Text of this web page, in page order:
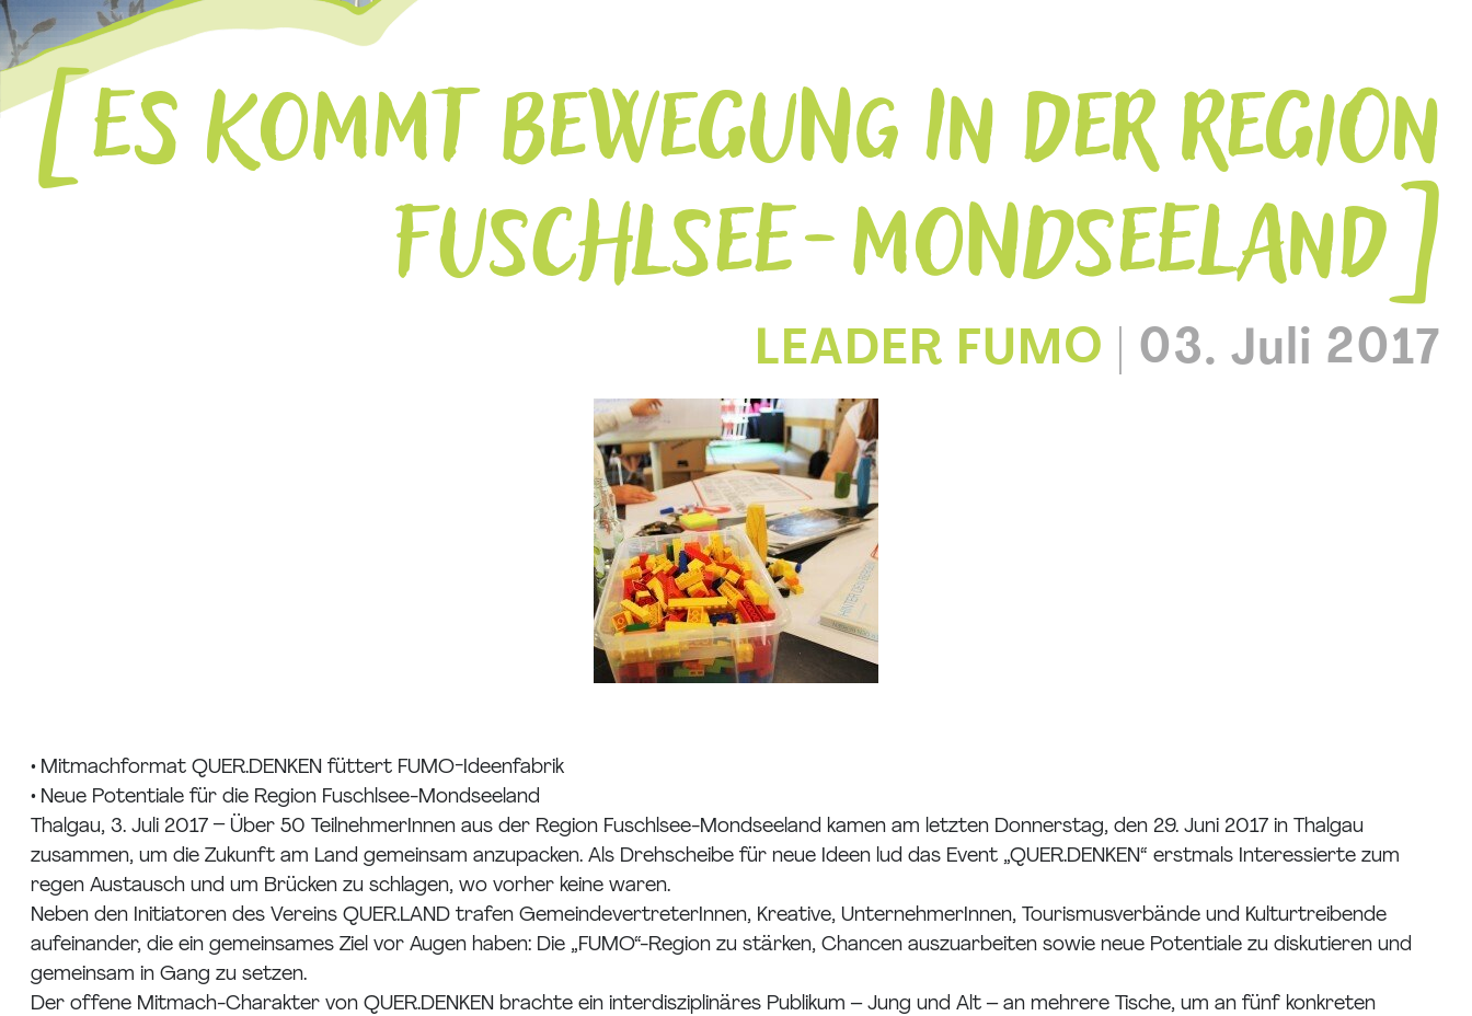
ES KOMMT BEWEGUNG IN DER REGION
FUSCHLSEE-MONDSEELAND
LEADER FUMO 03. Juli 2017
• Mitmachformat QUER.DENKEN füttert FUMO-Ideenfabrik
• Neue Potentiale für die Region Fuschlsee-Mondseeland
Thalgau, 3. Juli 2017 – Über 50 TeilnehmerInnen aus der Region Fuschlsee-Mondseeland kamen am letzten Donnerstag, den 29. Juni 2017 in Thalgau
zusammen, um die Zukunft am Land gemeinsam anzupacken. Als Drehscheibe für neue Ideen lud das Event „QUER.DENKEN“ erstmals Interessierte zum
regen Austausch und um Brücken zu schlagen, wo vorher keine waren.
Neben den Initiatoren des Vereins QUER.LAND trafen GemeindevertreterInnen, Kreative, UnternehmerInnen, Tourismusverbände und Kulturtreibende
aufeinander, die ein gemeinsames Ziel vor Augen haben: Die „FUMO“-Region zu stärken, Chancen auszuarbeiten sowie neue Potentiale zu diskutieren und
gemeinsam in Gang zu setzen.
Der offene Mitmach-Charakter von QUER.DENKEN brachte ein interdisziplinäres Publikum – Jung und Alt – an mehrere Tische, um an fünf konkreten